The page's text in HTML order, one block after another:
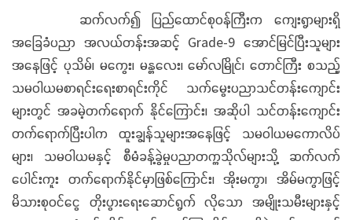
ဆက်လက်၍ ပြည်ထောင်စုဝန်ကြီးက ကျေးရွာများရှိ
အခြေခံပညာ အလယ်တန်းအဆင့် Grade-9 အောင်မြင်ပြီးသူများ
အနေဖြင့် ပုသိမ်၊ မကွေး၊ မန္တလေး၊ မော်လမြိုင်၊ တောင်ကြီး စသည့်
သမဝါယမစာရင်းရေးစာရင်းကိုင် သက်မွေးပညာသင်တန်းကျောင်း
များတွင် အခမဲ့တက်ရောက် နိုင်ကြောင်း၊ အဆိုပါ သင်တန်းကျောင်း
တက်ရောက်ပြီးပါက ထူးချွန်သူများအနေဖြင့် သမဝါယမကောလိပ်
များ၊ သမဝါယမနှင့် စီမံခန့်ခွဲမှုပညာတက္ကသိုလ်များသို့ ဆက်လက်
ပေါင်းကူး တက်ရောက်နိုင်မှာဖြစ်ကြောင်း၊ အိုးမကွာ၊ အိမ်မကွာဖြင့်
မိသားစုဝင်ငွေ တိုးပွားရေးဆောင်ရွက် လိုသော အမျိုးသမီးများနှင့်